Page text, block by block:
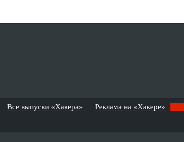
Все выпуски «Хакера» Реклама на «Хакере»